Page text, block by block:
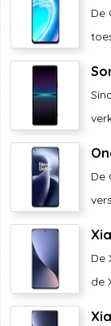
De
De
De
de